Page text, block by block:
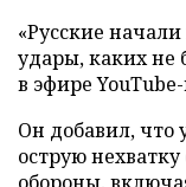
«Русские
удары, каких не
в эфире
Он добавил, что
острую